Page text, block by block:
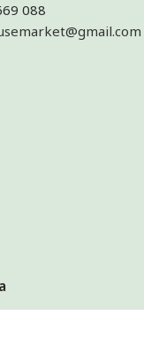
088